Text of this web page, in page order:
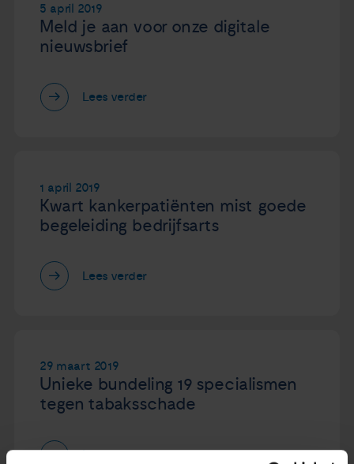
Doneer nu
Agenda
Over ons
Thymuskankers
Steun ons
5 april 2019
Meld je aan voor onze digitale
nieuwsbrief
Lees verder
1 april 2019
Kwart kankerpatiënten mist goede
begeleiding bedrijfsarts
Lees verder
29 maart 2019
Unieke bundeling 19 specialismen
tegen tabaksschade
Lees verder